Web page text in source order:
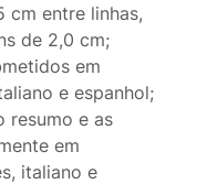
cm entre linhas,
de 2,0 cm;
em
e espanhol;
resumo e as
em
italiano e